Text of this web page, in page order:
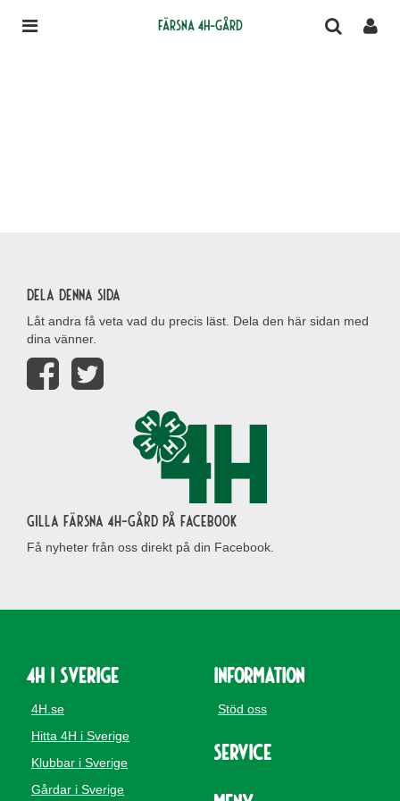
Färsna 4H-gård
Dela denna sida
Låt andra få veta vad du precis läst. Dela den här sidan med
dina vänner.
Gilla Färsna 4H-gård på Facebook
Få nyheter från oss direkt på din Facebook.
4H i Sverige
4H.se
Hitta 4H i Sverige
Klubbar i Sverige
Gårdar i Sverige
Information
Stöd oss
Service